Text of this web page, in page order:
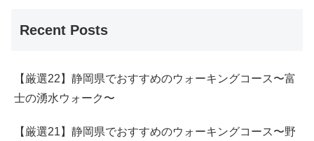
Recent Posts
【厳選22】静岡県でおすすめのウォーキングコース〜富
士の湧水ウォーク〜
【厳選21】静岡県でおすすめのウォーキングコース〜野